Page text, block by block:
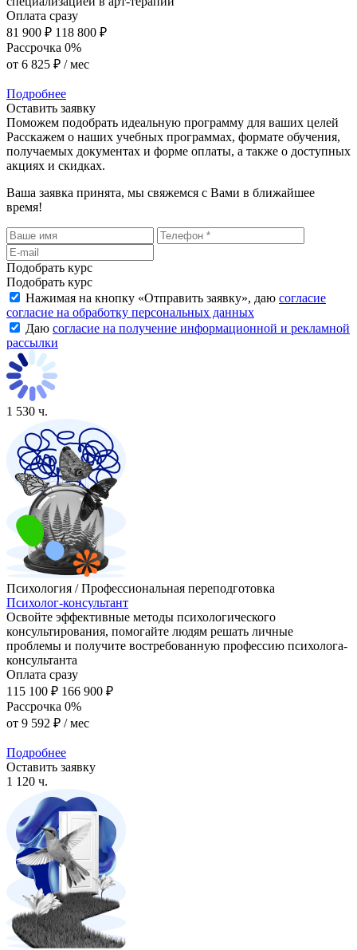
Оплата сразу
81 900 ₽ 118 800 ₽
Рассрочка 0%
от 6 825 ₽ / мес
Подробнее
Оставить заявку
Поможем подобрать идеальную программу для ваших целей
Расскажем о наших учебных программах, формате обучения,
получаемых документах и форме оплаты, а также о доступных
акциях и скидках.
Ваша заявка принята, мы свяжемся с Вами в ближайшее
время!
Подобрать курс
Подобрать курс
Нажимая на кнопку «Отправить заявку», даю согласие
согласие на обработку персональных данных
Даю согласие на получение информационной и рекламной
рассылки
1 530 ч.
Психология / Профессиональная переподготовка
Психолог-консультант
Освойте эффективные методы психологического
консультирования, помогайте людям решать личные
проблемы и получите востребованную профессию психолога-
консультанта
Оплата сразу
115 100 ₽ 166 900 ₽
Рассрочка 0%
от 9 592 ₽ / мес
Подробнее
Оставить заявку
1 120 ч.